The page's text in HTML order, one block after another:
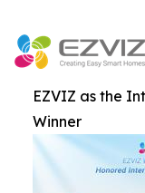
EZVIZ as the
Winner